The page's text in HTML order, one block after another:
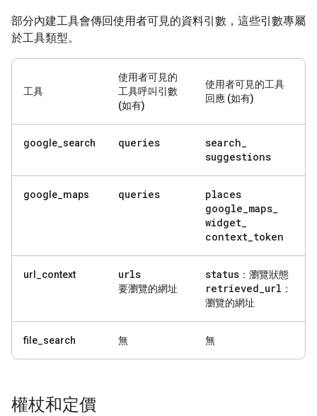
部分內建工具會傳回使用者可見的資料引數，這些引數專屬
於工具類型。
工具
使用者可見的
工具呼叫引數
(如有)
使用者可見的工具
回應 (如有)
google_search queries search_
suggestions
google_maps queries
places
google_maps_
widget_
context_token
url_context urls
要瀏覽的網址
status ：瀏覽狀態
retrieved_url ：
瀏覽的網址
file_search 無 無
權杖和定價